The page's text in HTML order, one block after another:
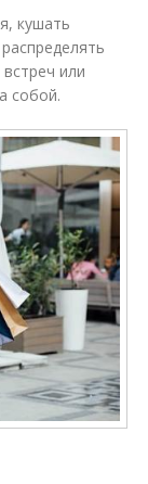
кушать
или
собой.